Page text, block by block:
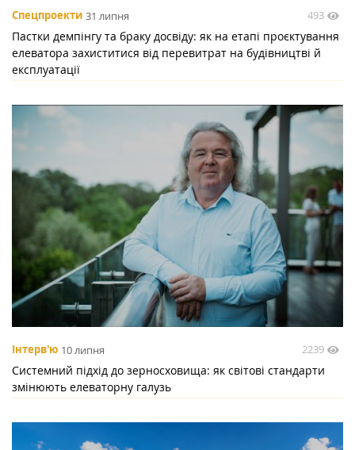
Спецпроекти 31 липня 493
Пастки демпінгу та браку досвіду: як на етапі проєктування
елеватора захиститися від перевитрат на будівництві й
експлуатації
Інтерв'ю 10 липня 2239
Системний підхід до зерносховища: як світові стандарти
змінюють елеваторну галузь